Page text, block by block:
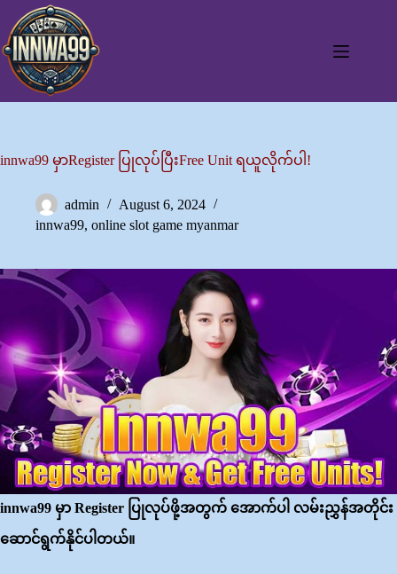
content
innwa99 မှာRegister ပြုလုပ်ပြီးFree Unit ရယူလိုက်ပါ!
admin
August 6, 2024
innwa99, online slot game myanmar
innwa99 မှာ Register ပြုလုပ်ဖို့အတွက် အောက်ပါ လမ်းညွှန်အတိုင်း
ဆောင်ရွက်နိုင်ပါတယ်။